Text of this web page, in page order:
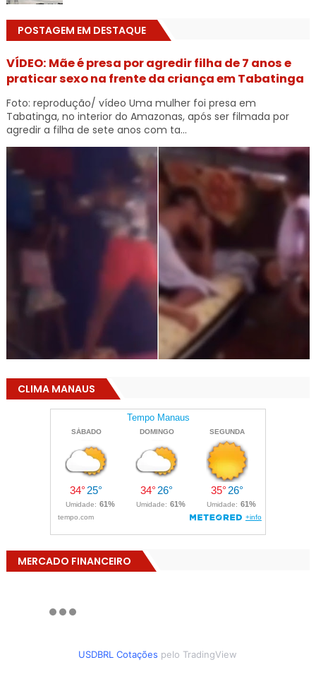
POSTAGEM EM DESTAQUE
VÍDEO: Mãe é presa por agredir filha de 7 anos e
praticar sexo na frente da criança em Tabatinga
Foto: reprodução/ vídeo Uma mulher foi presa em
Tabatinga, no interior do Amazonas, após ser filmada por
agredir a filha de sete anos com ta...
CLIMA MANAUS
MERCADO FINANCEIRO
USDBRL Cotações pelo TradingView